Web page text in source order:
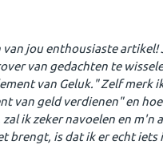
jou enthousiaste
van gedachten te
van Geluk." Zelf
van geld verdienen" en
ik zeker navoelen en
brengt, is dat ik er echt